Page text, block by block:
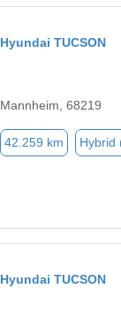
Hyundai TUCSON
Mannheim, 68219
42.259 km Hybrid
Hyundai TUCSON